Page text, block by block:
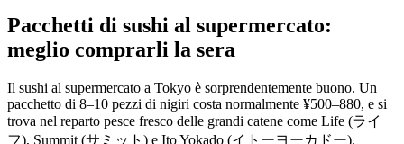
Pacchetti di sushi al supermercato:
meglio comprarli la sera
Il sushi al supermercato a Tokyo è sorprendentemente buono. Un
pacchetto di 8–10 pezzi di nigiri costa normalmente ¥500–880, e si
trova nel reparto pesce fresco delle grandi catene come Life (ライ
フ), Summit (サミット) e Ito Yokado (イトーヨーカドー).